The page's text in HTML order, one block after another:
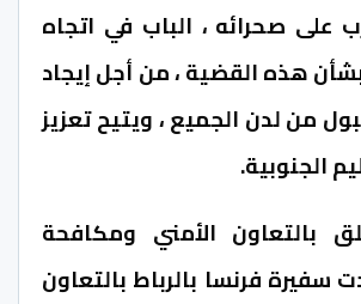
على صحرائه ، الباب في اتجاه
هذه القضية ، من أجل إيجاد
من لدن الجميع ، ويتيح تعزيز
الجنوبية.
بالتعاون الأمني ومكافحة
سفيرة فرنسا بالرباط بالتعاون